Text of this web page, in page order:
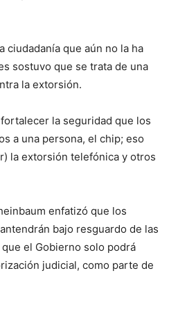
ciudadanía que aún no la ha
sostuvo que se trata de una
la extorsión.
la seguridad que los
a una persona, el chip; eso
la extorsión telefónica y otros
enfatizó que los
bajo resguardo de las
el Gobierno solo podrá
judicial, como parte de